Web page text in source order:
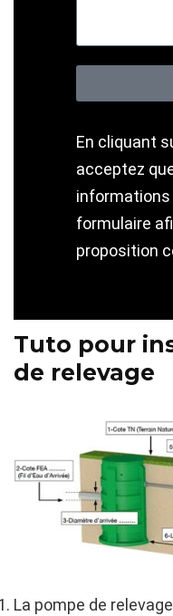
En cliquant
acceptez
formulaire
proposition
Tuto pour
de relevage
La pompe de